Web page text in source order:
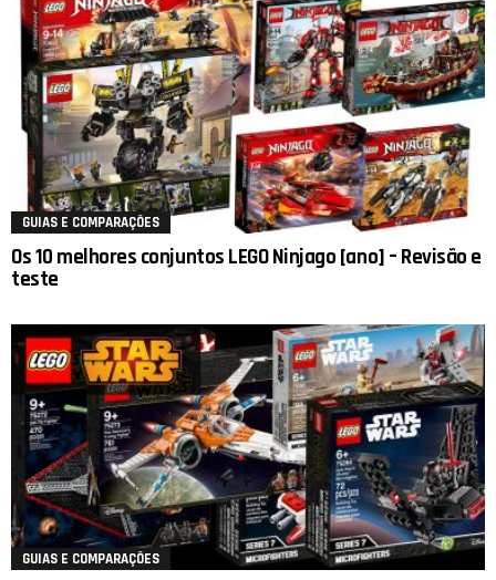
GUIAS E COMPARAÇÕES
Os 10 melhores conjuntos LEGO Ninjago [ano] – Revisão e
teste
GUIAS E COMPARAÇÕES